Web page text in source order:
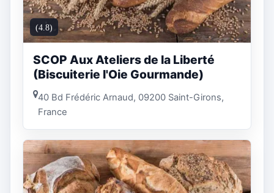
(4.8)
SCOP Aux Ateliers de la Liberté
(Biscuiterie l'Oie Gourmande)
40 Bd Frédéric Arnaud, 09200 Saint-Girons,
France